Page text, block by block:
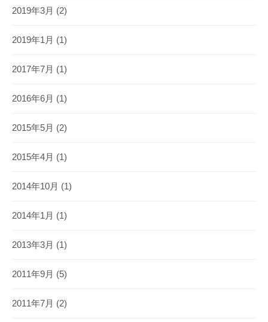
2019年3月 (2)
2019年1月 (1)
2017年7月 (1)
2016年6月 (1)
2015年5月 (2)
2015年4月 (1)
2014年10月 (1)
2014年1月 (1)
2013年3月 (1)
2011年9月 (5)
2011年7月 (2)